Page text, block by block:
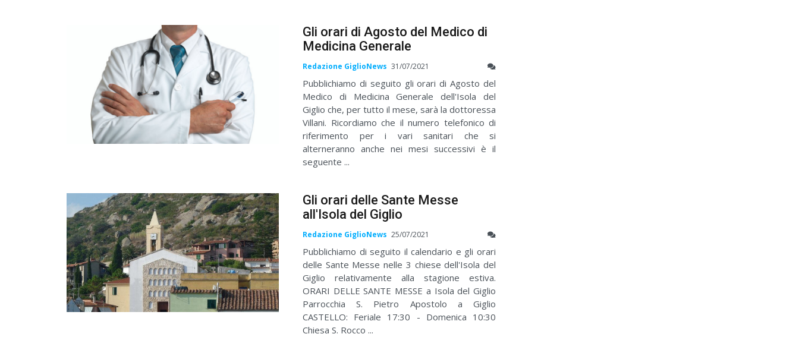
Gli orari di Agosto del Medico di
Medicina Generale
Redazione GiglioNews 31/07/2021
Pubblichiamo di seguito gli orari di Agosto del
Medico di Medicina Generale dell'Isola del
Giglio che, per tutto il mese, sarà la dottoressa
Villani. Ricordiamo che il numero telefonico di
riferimento per i vari sanitari che si
alterneranno anche nei mesi successivi è il
seguente ...
Gli orari delle Sante Messe
all'Isola del Giglio
Redazione GiglioNews 25/07/2021
Pubblichiamo di seguito il calendario e gli orari
delle Sante Messe nelle 3 chiese dell'Isola del
Giglio relativamente alla stagione estiva.
ORARI DELLE SANTE MESSE a Isola del Giglio
Parrocchia S. Pietro Apostolo a Giglio
CASTELLO: Feriale 17:30 - Domenica 10:30
Chiesa S. Rocco ...